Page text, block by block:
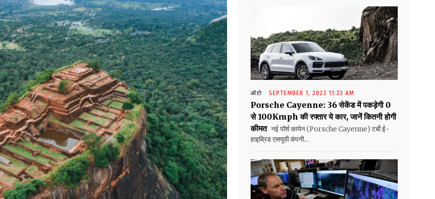
ऑटो SEPTEMBER 1, 2023 11:23 AM
Porsche Cayenne: 36 सेकेंड में पकड़ेगी 0
से 100Kmph की रफ्तार ये कार, जानें कितनी होगी
कीमत नई पॉर्श कायेन (Porsche Cayenne) टर्बो ई-
हाइब्रिड एसयूवी कंपनी...